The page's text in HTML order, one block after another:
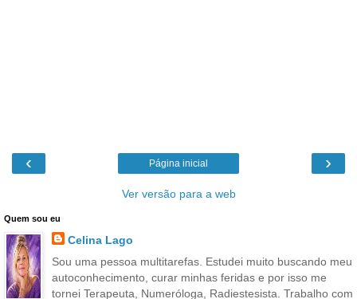
‹ ›
Página inicial
Ver versão para a web
Quem sou eu
Celina Lago
Sou uma pessoa multitarefas. Estudei muito buscando meu
autoconhecimento, curar minhas feridas e por isso me
tornei Terapeuta, Numeróloga, Radiestesista. Trabalho com